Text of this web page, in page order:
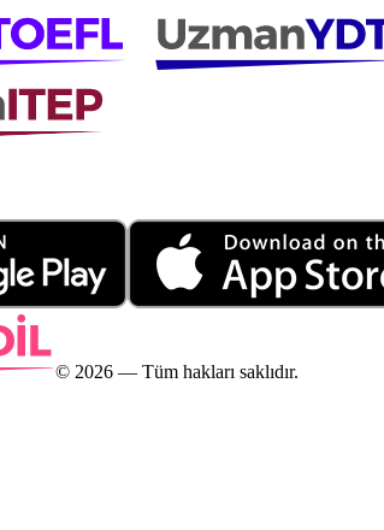
© 2026 — Tüm hakları saklıdır.